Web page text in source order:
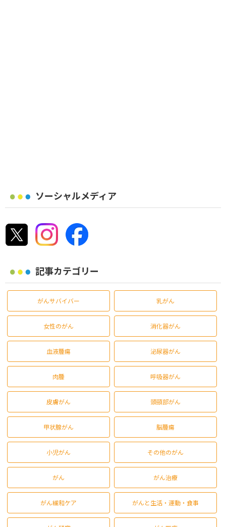
ソーシャルメディア
記事カテゴリー
がんサバイバー 乳がん
女性のがん 消化器がん
血液腫瘍 泌尿器がん
肉腫 呼吸器がん
皮膚がん 頭頸部がん
甲状腺がん 脳腫瘍
小児がん その他のがん
がん がん治療
がん緩和ケア がんと生活・運動・食事